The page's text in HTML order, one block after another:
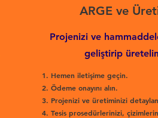
ARGE ve
Hemen iletişime geçin.
Ödeme onayını alın.
Projenizi ve üretiminizi
Tesis prosedürlerinizi,
Projenizi ve
geliştirip